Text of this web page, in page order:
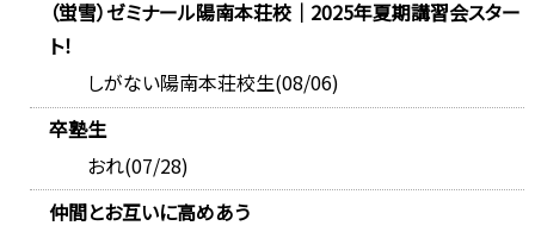
（蛍雪）ゼミナール陽南本荘校｜2025年夏期講習会スター
ト！
しがない陽南本荘校生(08/06)
卒塾生
おれ(07/28)
仲間とお互いに高めあう